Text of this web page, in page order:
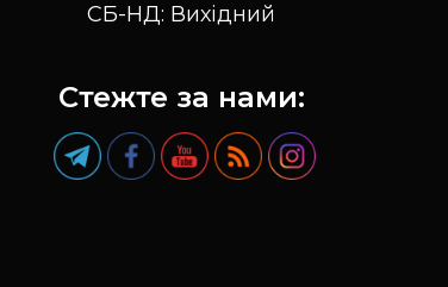
СБ-НД: Вихідний
Стежте за нами: